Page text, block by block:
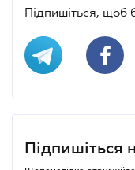
Підпишіться, щоб
Підпишіться